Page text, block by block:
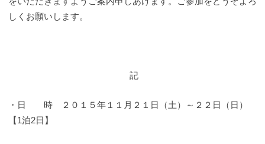
しくお願いします。
記
・日 時 ２０１５年１１月２１日（土）～２２日（日）
【1泊2日】